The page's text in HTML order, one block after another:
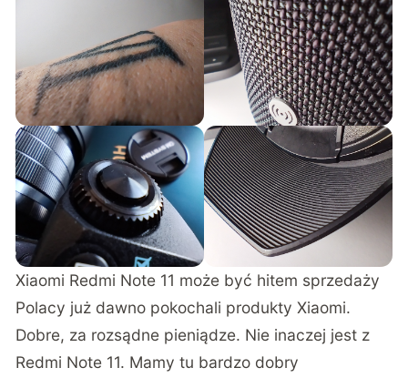
Xiaomi Redmi Note 11 może być hitem sprzedaży
Polacy już dawno pokochali produkty Xiaomi.
Dobre, za rozsądne pieniądze. Nie inaczej jest z
Redmi Note 11. Mamy tu bardzo dobry